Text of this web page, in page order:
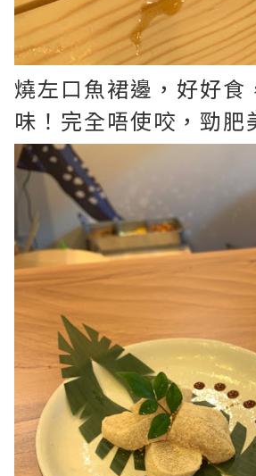
燒左口魚裙邊，好好食
味！完全唔使咬，勁肥